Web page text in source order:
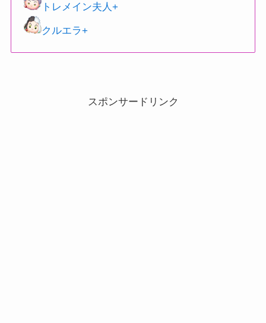
トレメイン夫人+
クルエラ+
スポンサードリンク